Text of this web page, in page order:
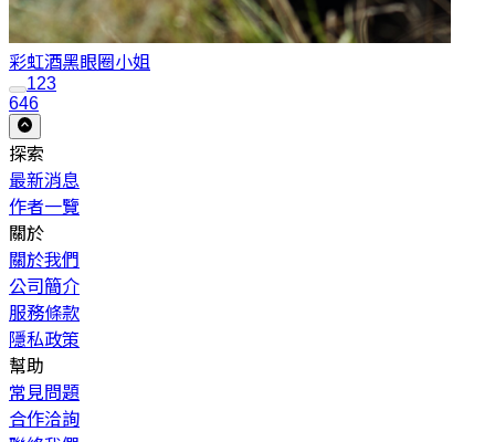
彩虹酒黑眼圈小姐
123
646
探索
最新消息
作者一覽
關於
關於我們
公司簡介
服務條款
隱私政策
幫助
常見問題
合作洽詢